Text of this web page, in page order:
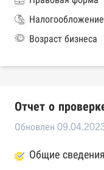
Налогообложение
Возраст бизнеса
Отчет о
Обновлен
Общие